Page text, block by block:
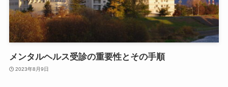
メンタルヘルス受診の重要性とその手順
2023年8月9日